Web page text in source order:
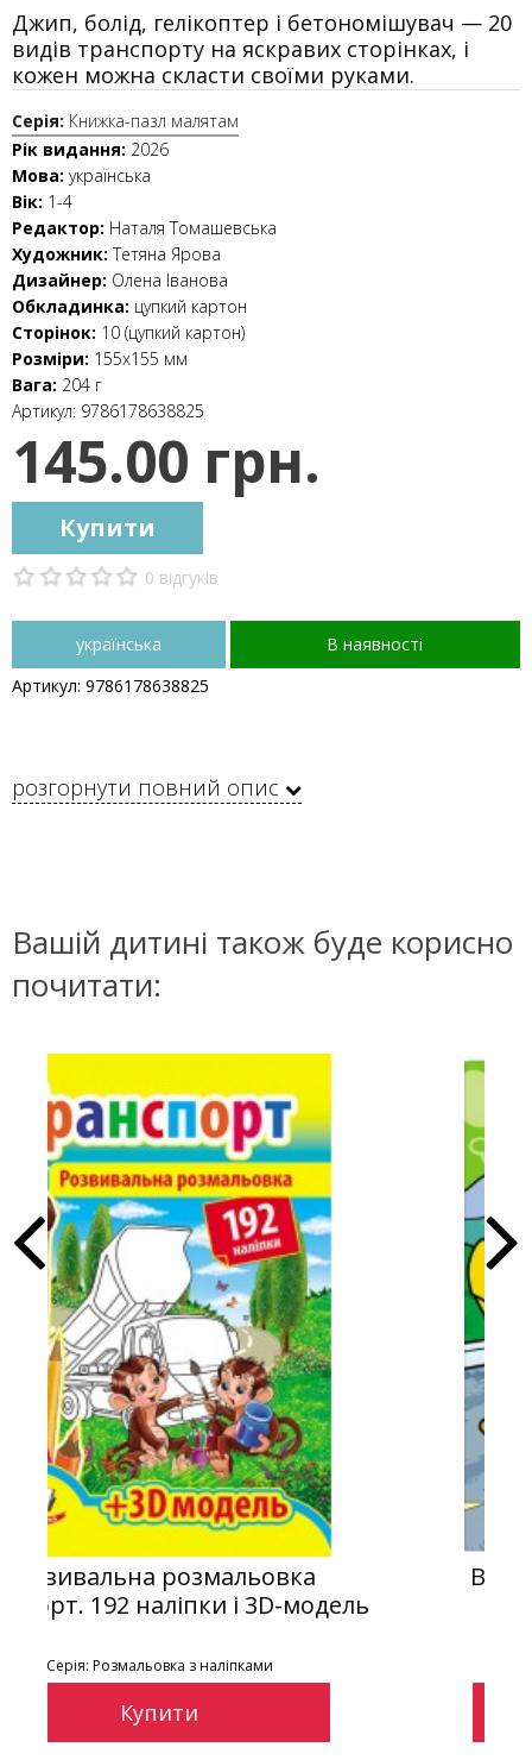
Джип, болід, гелікоптер і бетономішувач — 20
видів транспорту на яскравих сторінках, і
кожен можна скласти своїми руками.
Серія: Книжка-пазл малятам
Рік видання: 2026
Мова: українська
Вік: 1-4
Редактор: Наталя Томашевська
Художник:Тетяна Ярова
Дизайнер: Олена Іванова
Обкладинка: цупкий картон
Сторінок: 10 (цупкий картон)
Розміри: 155х155 мм
Вага: 204 г
Артикул: 9786178638825
145.00 грн.
Купити
0 відгуків
українська
В наявності
Артикул: 9786178638825
розгорнути повний опис
Вашій дитині також буде корисно
почитати:
Водні розмальовки. Трактор-
майстер на всі руки
Серія: Водні розмальовки